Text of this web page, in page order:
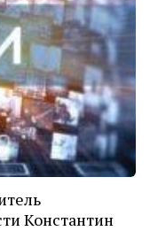
Константин